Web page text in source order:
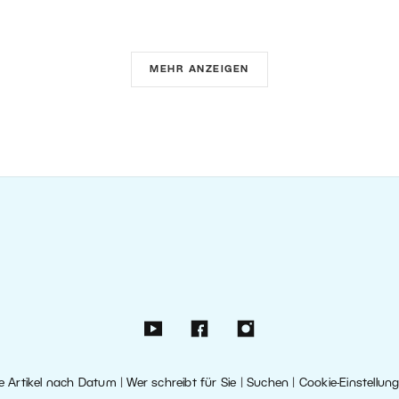
MEHR ANZEIGEN
Artikel nach Datum |Wer schreibt für Sie Suchen Cookie-